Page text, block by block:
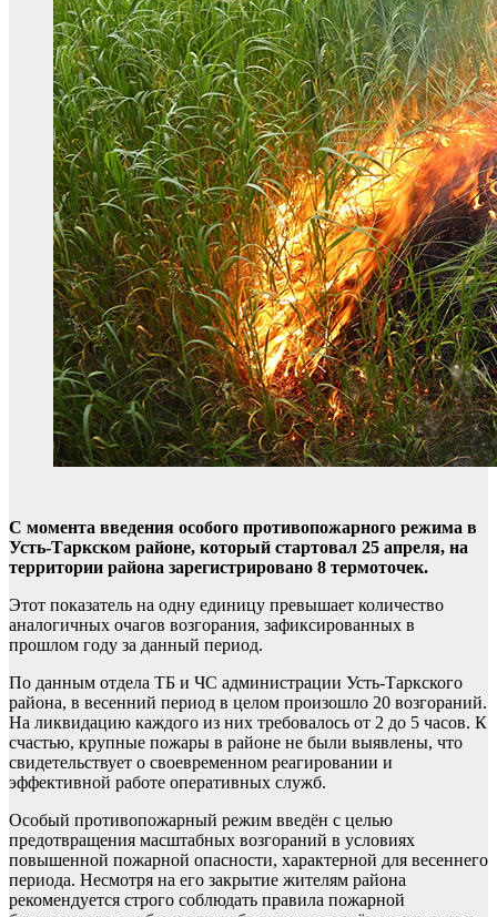
С момента введения особого противопожарного режима в
Усть-Таркском районе, который стартовал 25 апреля, на
территории района зарегистрировано 8 термоточек.
Этот показатель на одну единицу превышает количество
аналогичных очагов возгорания, зафиксированных в
прошлом году за данный период.
По данным отдела ТБ и ЧС администрации Усть-Таркского
района, в весенний период в целом произошло 20 возгораний.
На ликвидацию каждого из них требовалось от 2 до 5 часов. К
счастью, крупные пожары в районе не были выявлены, что
свидетельствует о своевременном реагировании и
эффективной работе оперативных служб.
Особый противопожарный режим введён с целью
предотвращения масштабных возгораний в условиях
повышенной пожарной опасности, характерной для весеннего
периода. Несмотря на его закрытие жителям района
рекомендуется строго соблюдать правила пожарной